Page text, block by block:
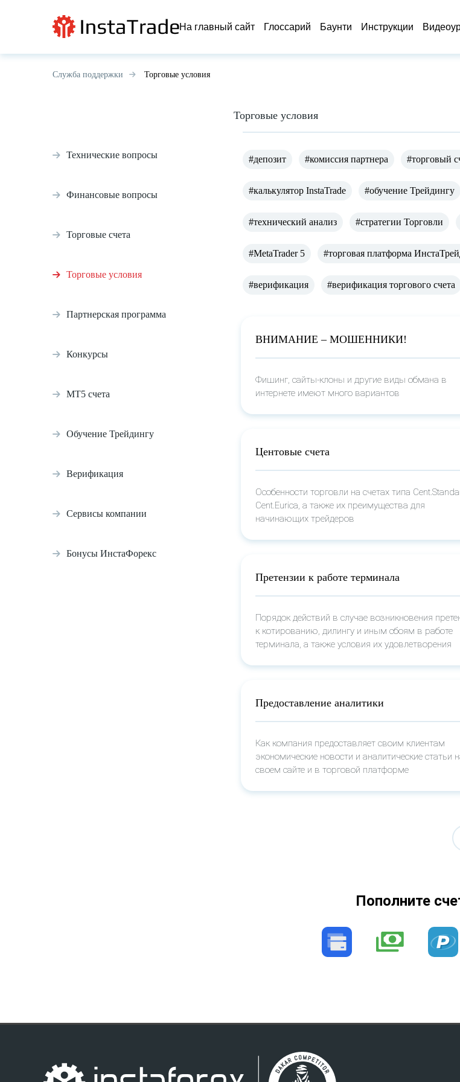
На главный сайт Глоссарий Баунти Инструкции
Служба поддержки Торговые условия
Технические вопросы
Финансовые вопросы
Торговые счета
Торговые условия
Партнерская программа
Конкурсы
МТ5 счета
Обучение Трейдингу
Верификация
Сервисы компании
Бонусы ИнстаФорекс
Торговые условия
#депозит #комиссия партнера #торговый
#калькулятор InstaTrade #обучение Трейдингу
#технический анализ #стратегии Торговли
#MetaTrader 5 #торговая платформа
#верификация #верификация торгового счета
ВНИМАНИЕ – МОШЕННИКИ!
Фишинг, сайты-клоны и другие виды обмана в
интернете имеют много вариантов
Центовые счета
Особенности торговли на счетах типа
Cent.Eurica, а также их преимущества для
начинающих трейдеров
Претензии к работе терминала
Порядок действий в случае возникновения
к котированию, дилингу и иным сбоям в работе
терминала, а также условия их удовлетворения
Предоставление аналитики
Как компания предоставляет своим клиентам
экономические новости и аналитические статьи
своем сайте и в торговой платформе
Пополните